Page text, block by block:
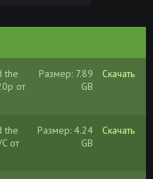
the
от
Размер: 7.89
GB
Скачать
the
от
Размер: 4.24
GB
Скачать